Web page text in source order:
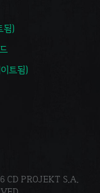
됨)
트됨)
CD PROJEKT S.A.